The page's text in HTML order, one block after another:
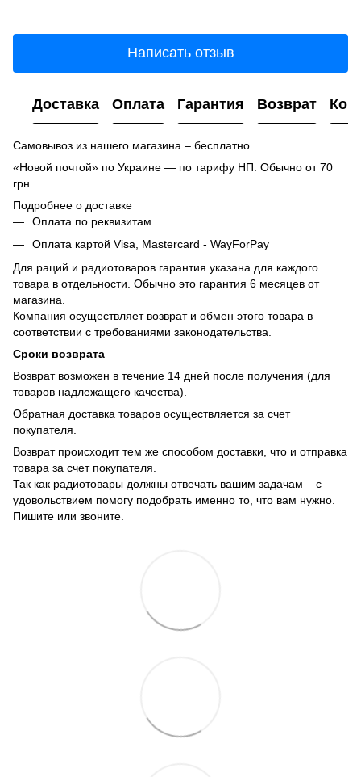
Написать отзыв
Доставка Оплата Гарантия Возврат
Самовывоз из нашего магазина – бесплатно.
«Новой почтой» по Украине — по тарифу НП. Обычно от 70
грн.
Подробнее о доставке
Оплата по реквизитам
Оплата картой Visa, Mastercard - WayForPay
Для раций и радиотоваров гарантия указана для каждого
товара в отдельности. Обычно это гарантия 6 месяцев от
магазина.
Компания осуществляет возврат и обмен этого товара в
соответствии с требованиями законодательства.
Сроки возврата
Возврат возможен в течение 14 дней после получения (для
товаров надлежащего качества).
Обратная доставка товаров осуществляется за счет
покупателя.
Возврат происходит тем же способом доставки, что и отправка
товара за счет покупателя.
Так как радиотовары должны отвечать вашим задачам – с
удовольствием помогу подобрать именно то, что вам нужно.
Пишите или звоните.